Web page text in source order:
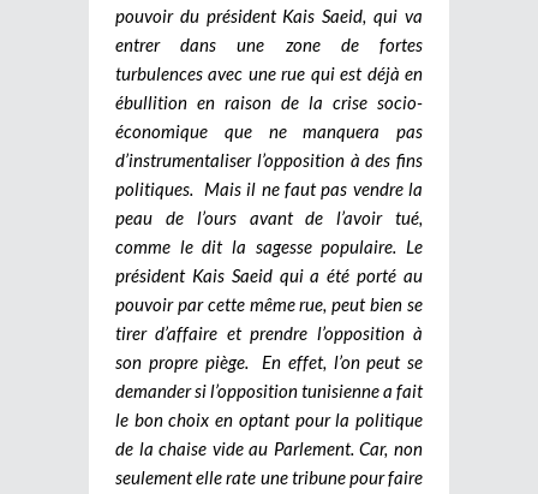
pouvoir du président Kais Saeid, qui va
entrer dans une zone de fortes
turbulences avec une rue qui est déjà en
ébullition en raison de la crise socio-
économique que ne manquera pas
d’instrumentaliser l’opposition à des fins
politiques. Mais il ne faut pas vendre la
peau de l’ours avant de l’avoir tué,
comme le dit la sagesse populaire. Le
président Kais Saeid qui a été porté au
pouvoir par cette même rue, peut bien se
tirer d’affaire et prendre l’opposition à
son propre piège. En effet, l’on peut se
demander si l’opposition tunisienne a fait
le bon choix en optant pour la politique
de la chaise vide au Parlement. Car, non
seulement elle rate une tribune pour faire